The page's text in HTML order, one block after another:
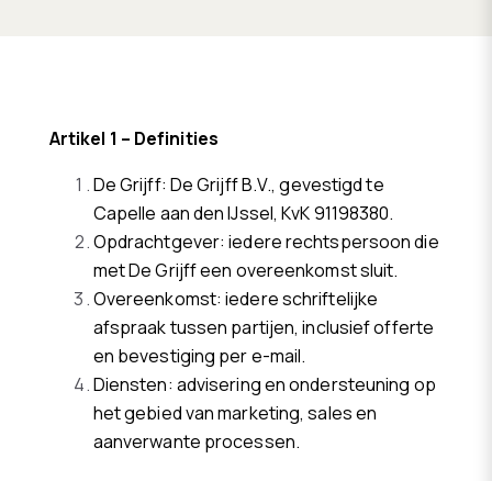
Artikel 1 – Definities
De Grijff: De Grijff B.V., gevestigd te
Capelle aan den IJssel, KvK 91198380.
Opdrachtgever: iedere rechtspersoon die
met De Grijff een overeenkomst sluit.
Overeenkomst: iedere schriftelijke
afspraak tussen partijen, inclusief offerte
en bevestiging per e-mail.
Diensten: advisering en ondersteuning op
het gebied van marketing, sales en
aanverwante processen.